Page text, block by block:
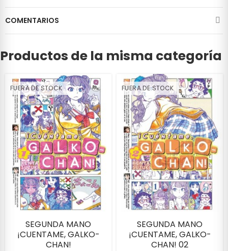
COMENTARIOS
Productos de la misma categoría
FUERA DE STOCK
SEGUNDA MANO
¡CUENTAME, GALKO-
CHAN!
FUERA DE STOCK
SEGUNDA MANO
¡CUENTAME, GALKO-
CHAN! 02